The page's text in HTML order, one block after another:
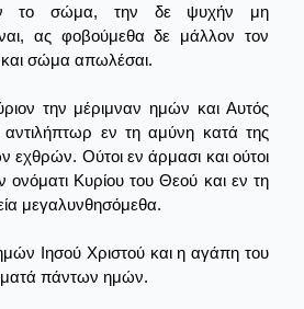
το σώμα, την δε ψυχήν μη
ας φοβούμεθα δε μάλλον τον
σώμα απωλέσαι.
την μέριμναν ημών και Αυτός
αντιλήπτωρ εν τη αμύνη κατά της
εχθρών. Ούτοι εν άρμασι και ούτοι
ονόματι Κυρίου του Θεού και εν τη
μεγαλυνθησόμεθα.
Ιησού Χριστού και η αγάπη του
ματά πάντων ημών.